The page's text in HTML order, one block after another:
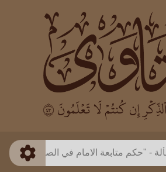
بن العثيمين
طريقة البحث
ذكي